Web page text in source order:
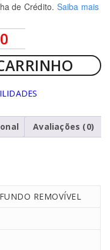
de Crédito. Saiba mais
Avaliações (0)
REMOVÍVEL